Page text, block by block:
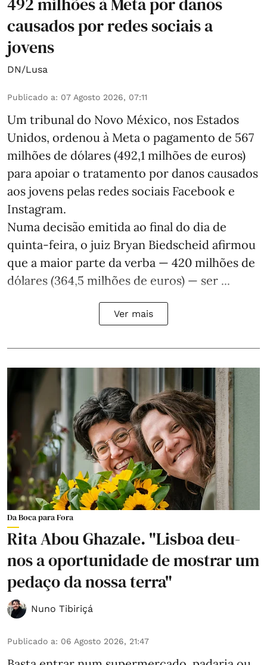
causados por redes sociais a
jovens
DN/Lusa
Publicado a: 07 Agosto 2026, 07:11
Um tribunal do Novo México, nos Estados
Unidos, ordenou à Meta o pagamento de 567
milhões de dólares (492,1 milhões de euros)
para apoiar o tratamento por danos causados
aos jovens pelas redes sociais Facebook e
Instagram.
Numa decisão emitida ao final do dia de
quinta-feira, o juiz Bryan Biedscheid afirmou
que a maior parte da verba — 420 milhões de
dólares (364,5 milhões de euros) — ser ...
Ver mais
Da Boca para Fora
Rita Abou Ghazale. "Lisboa deu-
nos a oportunidade de mostrar um
pedaço da nossa terra"
Nuno Tibiriçá
Publicado a: 06 Agosto 2026, 21:47